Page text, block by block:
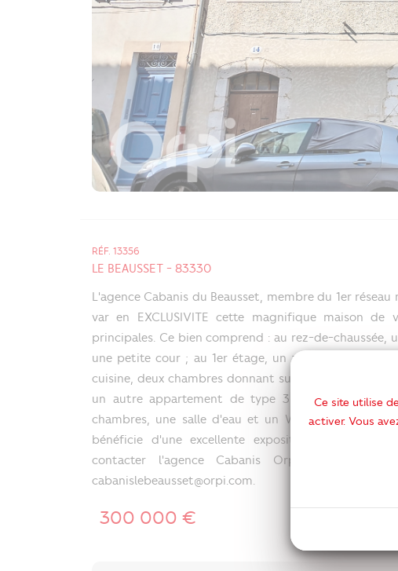
RÉF. 13356
LE BEAUSSET - 83330
L'agence Cabanis du Beausset, membre du 1er
var en EXCLUSIVITE cette magnifique maison
principales. Ce bien comprend : au rez-de-
une petite cour ; au 1er étage, un appartement de
cuisine, deux chambres donnant sur un balcon de 10
un autre appartement de type 3 d'environ 58 m²
chambres, une salle d'eau et un WC ; et un
bénéficie d'une excellente exposition. Pour toute
contacter l'agence Cabanis Orpi du
cabanislebeausset@orpi.com.
300 000 €
Ce site utilise
activer. Vous